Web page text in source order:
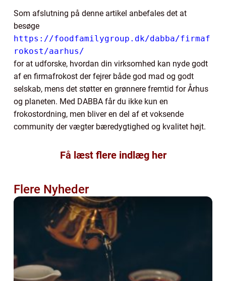
Som afslutning på denne artikel anbefales det at
besøge
https://foodfamilygroup.dk/dabba/firmaf
rokost/aarhus/
for at udforske, hvordan din virksomhed kan nyde godt
af en firmafrokost der fejrer både god mad og godt
selskab, mens det støtter en grønnere fremtid for Århus
og planeten. Med DABBA får du ikke kun en
frokostordning, men bliver en del af et voksende
community der vægter bæredygtighed og kvalitet højt.
Få læst flere indlæg her
Flere Nyheder